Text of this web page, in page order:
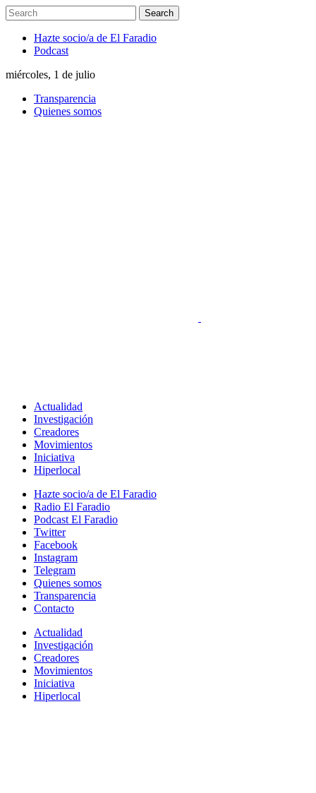
Hazte socio/a de El Faradio
Podcast
miércoles, 1 de julio
Transparencia
Quienes somos
Actualidad
Investigación
Creadores
Movimientos
Iniciativa
Hiperlocal
Hazte socio/a de El Faradio
Radio El Faradio
Podcast El Faradio
Twitter
Facebook
Instagram
Telegram
Quienes somos
Transparencia
Contacto
Actualidad
Investigación
Creadores
Movimientos
Iniciativa
Hiperlocal